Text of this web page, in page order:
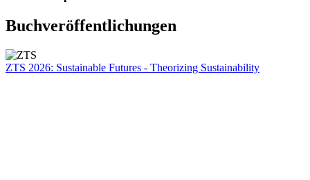
Buchveröffentlichungen
ZTS 2026: Sustainable Futures - Theorizing Sustainability